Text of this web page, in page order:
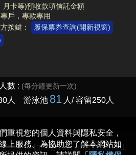
月卡等)預收款項信託金額
戶，專款專用
按鍵：
履保票券查詢(開新視窗)
大安運動中心 All rights reserved.